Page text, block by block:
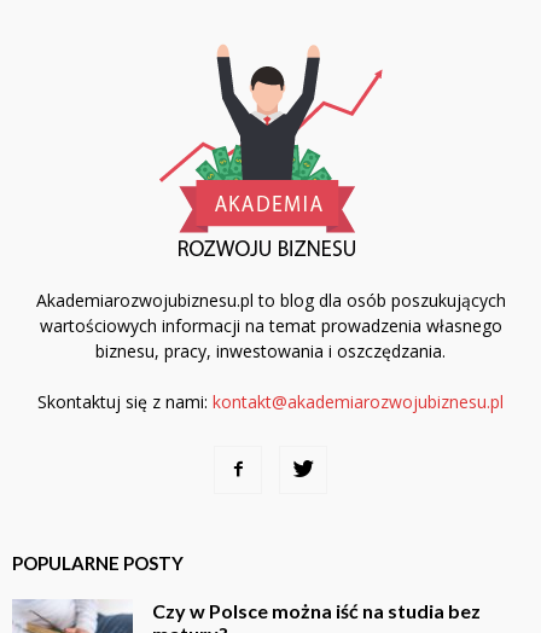
Akademiarozwojubiznesu.pl to blog dla osób poszukujących
wartościowych informacji na temat prowadzenia własnego
biznesu, pracy, inwestowania i oszczędzania.
Skontaktuj się z nami: kontakt@akademiarozwojubiznesu.pl
POPULARNE POSTY
Czy w Polsce można iść na studia bez